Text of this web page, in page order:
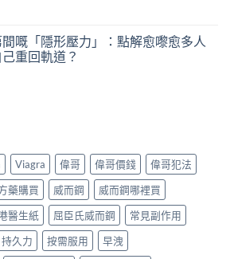
嘅「隱形壓力」：點解愈嚟愈多人
重回軌道？
Viagra 偉哥 偉哥價錢
偉哥犯法
藥購買 威而鋼
威而鋼哪裡買
醫生紙 屈臣氏威而鋼
常見副作用
持久力 按需服用 早洩